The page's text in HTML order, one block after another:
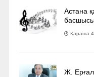
Астана
Қараша
Ж.